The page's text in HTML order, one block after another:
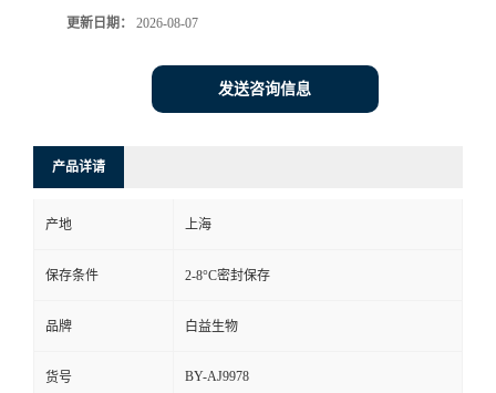
更新日期： 2026-08-07
发送咨询信息
产品详请
产地 上海
保存条件 2-8°C密封保存
品牌 白益生物
货号 BY-AJ9978